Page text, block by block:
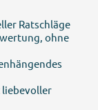
Ratschläge
ohne
liebevoller